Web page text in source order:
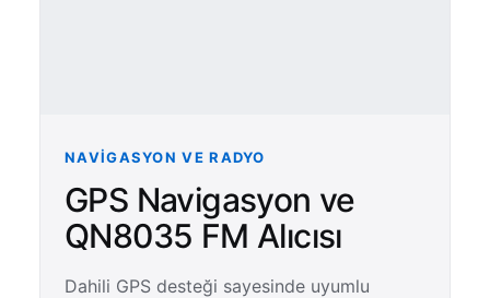
NAVIGASYON VE RADYO
GPS Navigasyon ve
QN8035 FM Alıcısı
Dahili GPS desteği sayesinde uyumlu